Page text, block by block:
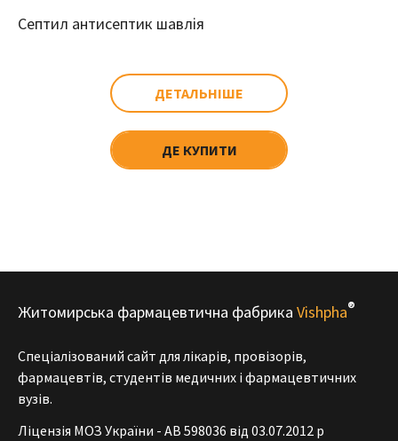
Септил антисептик шавлія
ДЕТАЛЬНІШЕ
ДЕ КУПИТИ
Житомирська фармацевтична фабрика Vishpha®
Спеціалізований сайт для лікарів, провізорів,
фармацевтів, студентів медичних і фармацевтичних
вузів.
Ліцензія МОЗ України - АВ 598036 від 03.07.2012 р